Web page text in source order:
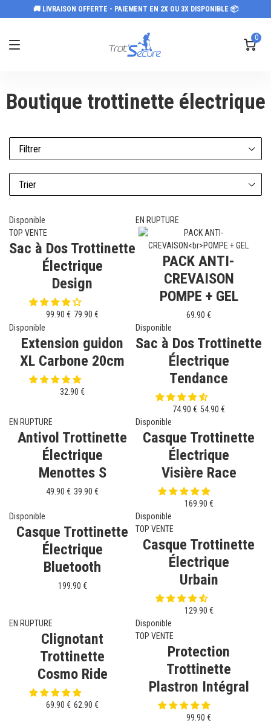
🚚 LIVRAISON OFFERTE - PAIEMENT EN 2X OU 3X DISPONIBLE 📦
0
Boutique trottinette électrique
Disponible
TOP VENTE
Sac à Dos Trottinette
Électrique
Design
99.90 € 79.90 €
EN RUPTURE
PACK ANTI-
CREVAISON
POMPE + GEL
69.90 €
Disponible
Extension guidon
XL Carbone 20cm
32.90 €
Disponible
Sac à Dos Trottinette
Électrique
Tendance
74.90 € 54.90 €
EN RUPTURE
Antivol Trottinette
Électrique
Menottes S
49.90 € 39.90 €
Disponible
Casque Trottinette
Électrique
Visière Race
169.90 €
Disponible
Casque Trottinette
Électrique
Bluetooth
199.90 €
Disponible
TOP VENTE
Casque Trottinette
Électrique
Urbain
129.90 €
EN RUPTURE
Clignotant
Trottinette
Cosmo Ride
69.90 € 62.90 €
Disponible
TOP VENTE
Protection
Trottinette
Plastron Intégral
99.90 €